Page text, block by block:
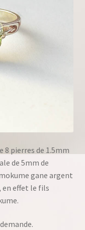
8 pierres de 1.5mm
de 5mm de
gane argent
en effet le fils